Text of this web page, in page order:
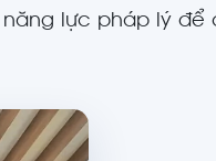
lực pháp lý để